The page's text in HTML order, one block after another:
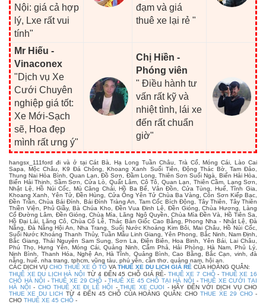
Nội: giá cả hợp
lý, Lxe rất vui
tính"
đạm và giá
thuê xe lại rẻ "
Mr Hiếu -
Vinaconex
"Dịch vụ Xe
Cưới Chuyên
nghiệp giá tốt:
Xe Mới-Sạch
sẽ, Hoa đẹp
mình rất ưng ý"
Chị Hiền -
Phóng viên
" Điều hành tư
vấn rất kỹ và
nhiệt tình, lái xe
đến rất chuẩn
giờ"
hangsx_111ford đi và ở tại Cát Bà, Hạ Long Tuần Châu, Trà Cổ, Móng Cái, Lào Cai
Sapa, Mộc Châu, K9 Đá Chông, Khoang Xanh Suối Tiên, Động Thác Bờ, Tam Đảo,
Thung Nai Hòa Bình, Quan Lạn, Đồ Sơn, Đầm Long, Thiên Sơn Suối Ngà, Biển Hải Hòa,
Biển Hải Thịnh, Sầm Sơn, Cửa Lò, Quất Lâm, Cô Tô, Quan Lạn, Thiên Cầm, Lạng Sơn,
Nhật Lệ, Hồ Núi Cốc, Mù Căng Chải, Hồ Ba Bể, Vân Đồn, Cửa Tùng, Huế, Tĩnh Gia,
Khoang Xanh, Yên Tử, Đền Hùng, Cửa Ông Yên Tử Chùa Ba Vàng, Côn Sơn Kiếp Bạc,
Đền Trần, Chùa Bái Đính, Bái Đính Tràng An, Tam Cốc Bích Động, Tây Thiên, Tây Thiên
Thiền Viện, Phủ Giầy, Bà Chúa Kho, Đền Vua Đinh Lê, Đền Gióng, Chùa Hương, Làng
Cổ Đường Lâm, Đền Gióng, Chùa Mía, Lăng Ngô Quyền, Chùa Mía Đền Và, Hồ Tiên Sa,
Hồ Đại Lải, Lăng Cô, Chùa Cổ Lễ, Thác Bản Giốc Cao Bằng, Phong Nha - Nhật Lệ, Đà
Nẵng, Đà Nẵng Hội An, Nha Trang, Suối Nước Khoáng Kim Bôi, Mai Châu, Hồ Núi Cốc,
Suối Nước Khoáng Thanh Thủy, Tuần Mẫu Linh Giang, Yên Phong, Bắc Ninh, Nam Định,
Bắc Giang, Thái Nguyên Sam Sung, Sơn La, Điện Biên, Hoa Binh, Yên Bái, Lai Châu,
Phú Thọ, Hưng Yên, Móng Cái, Quảng Ninh, Cẩm Phả, Hải Phòng, Hà Nam, Phủ Lý,
Ninh Bình, Thanh Hóa, Nghệ An, Hà Tĩnh, Quảng Bình, Cao Bằng, Bắc Cạn, vinh, đà
nẵng, huế, nha trang, tphcm, vũng tàu, phú yên, cần thơ, quảng nam, hội an.
CÁC DỊCH VỤ CHO THUÊ XE Ô TÔ VA THUÊ XE DU LỊCH GIÁ RẺ CỦA HOÀNG QUÂN:
THUÊ XE DU LỊCH HÀ NỘI TỪ 4 ĐẾN 45 CHỖ GIÁ RẺ- THUÊ XE 7 CHỖ- THUÊ XE 16
CHỖ HÀ NỘI -THUÊ XE 29 CHỖ -THUÊ XE 45 CHỖ TẠI HÀ NỘI -THUÊ XE CƯỚI TẠI
HÀ NỘI - CHO THUÊ XE ĐI LỄ HỘI -THUE XE CUOI - HÃY ĐẾN VỚI DỊCH VỤ CHO
THUE XE DU LICH TỪ 4 ĐẾN 45 CHỖ CỦA HOÀNG QUÂN: CHOTHUE XE 29 CHO-
CHO THUÊ XE 45 CHỖ -